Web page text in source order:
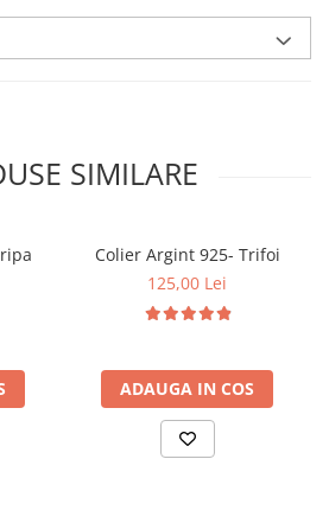
SIMILARE
Colier Argint 925- Trifoi
125,00 Lei
ADAUGA IN COS